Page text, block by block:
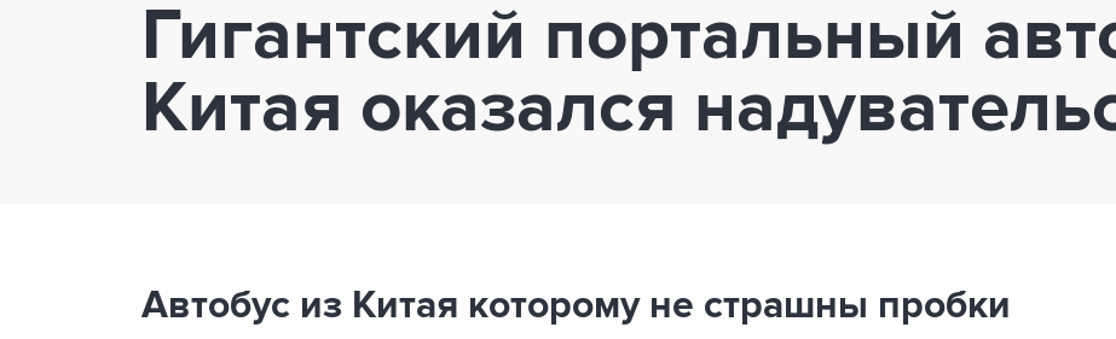
Гигантский портальный
Китая оказался
Автобус из Китая которому не страшны пробки